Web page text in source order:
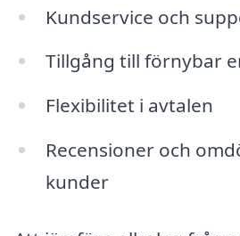
Kundservice och
Tillgång till förnybar
Flexibilitet i avtalen
Recensioner och
kunder